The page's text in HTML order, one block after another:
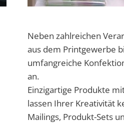
Neben zahlreichen
aus dem Printgewerbe
umfangreiche
an.
Einzigartige Produkte
lassen Ihrer Kreativität
Mailings, Produkt-Sets